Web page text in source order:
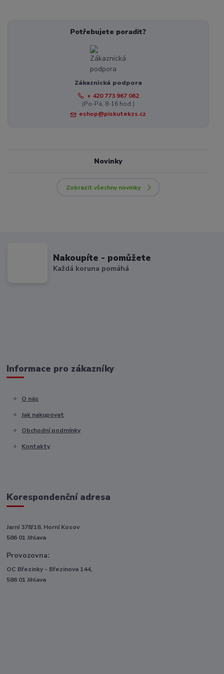
Potřebujete poradit?
Zákaznická podpora
+ 420 773 967 062
(Po-Pá, 8-16 hod.)
eshop@piskutekzs.cz
Novinky
Zobrazit všechny novinky
Nakoupíte - pomůžete
Každá koruna pomáhá
Informace pro zákazníky
O nás
Jak nakupovat
Obchodní podmínky
Kontakty
Korespondenční adresa
Jarní 378/18, Horní Kosov
586 01 Jihlava
Provozovna:
OC Březinky - Březinova 144,
586 01 Jihlava